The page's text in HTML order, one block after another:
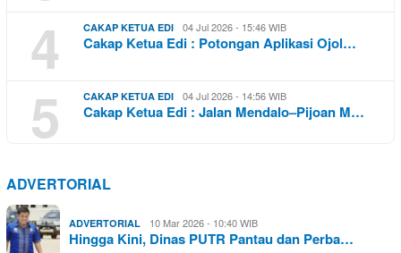
4 CAKAP KETUA EDI 04 Jul 2026 - 15:46 WIB
Cakap Ketua Edi : Potongan Aplikasi Ojol…
5 CAKAP KETUA EDI 04 Jul 2026 - 14:56 WIB
Cakap Ketua Edi : Jalan Mendalo–Pijoan M…
ADVERTORIAL
ADVERTORIAL 10 Mar 2026 - 10:40 WIB
Hingga Kini, Dinas PUTR Pantau dan Perba…